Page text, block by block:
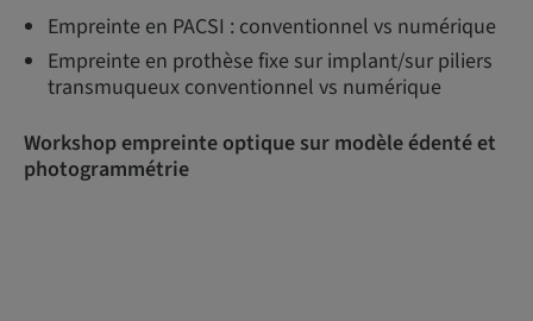
Empreinte en PACSI : conventionnel vs numérique
Empreinte en prothèse fixe sur implant/sur piliers
transmuqueux conventionnel vs numérique
Workshop empreinte optique sur modèle édenté et
photogrammétrie